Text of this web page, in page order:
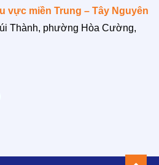
vực miền Trung – Tây Nguyên
Thành, phường Hòa Cường,